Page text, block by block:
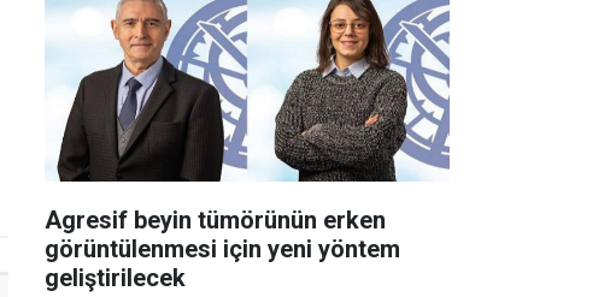
Agresif beyin tümörünün erken
görüntülenmesi için yeni yöntem
geliştirilecek